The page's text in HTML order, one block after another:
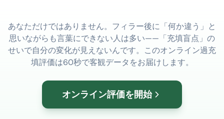
あなただけではありません。フィラー後に「何か違う」と
思いながらも言葉にできない人は多い——「充填盲点」の
せいで自分の変化が見えないんです。このオンライン過充
填評価は60秒で客観データをお届けします。
オンライン評価を開始